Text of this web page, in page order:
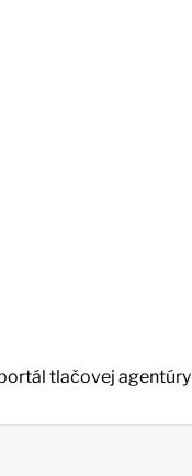
tlačovej agentúry